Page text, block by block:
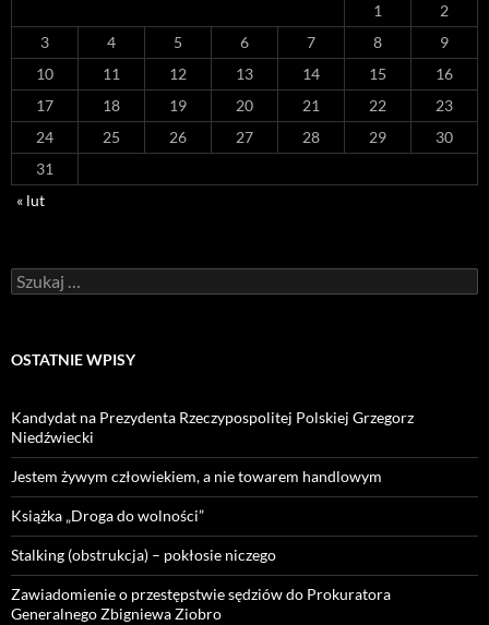
1
2
3
4 5 6 7 8
9
10
11 12 13 14 15
16
17
18 19 20 21 22
23
24
25 26 27 28 29
30
31
« lut
Szukaj:
OSTATNIE WPISY
Kandydat na Prezydenta Rzeczypospolitej Polskiej Grzegorz
Niedźwiecki
Jestem żywym człowiekiem, a nie towarem handlowym
Książka „Droga do wolności”
Stalking (obstrukcja) – pokłosie niczego
Zawiadomienie o przestępstwie sędziów do Prokuratora
Generalnego Zbigniewa Ziobro